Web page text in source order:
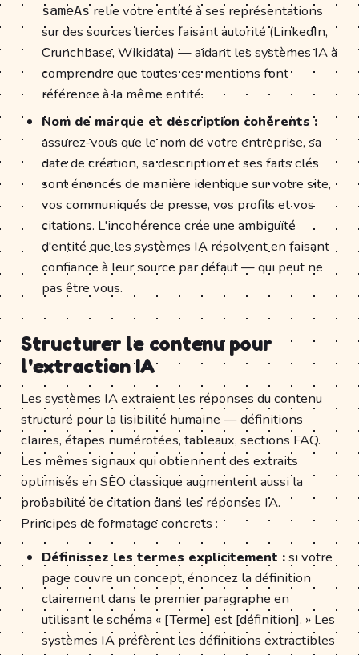
sameAsrelie votre entité à ses représentations
sur des sources tierces faisant autorité (LinkedIn,
Crunchbase, Wikidata) — aidant les systèmes IA à
comprendre que toutes ces mentions font
référence à la même entité.
Nom de marque et description cohérents :
assurez-vous que le nom de votre entreprise, sa
date de création, sa description et ses faits clés
sont énoncés de manière identique sur votre site,
vos communiqués de presse, vos profils et vos
citations. L'incohérence crée une ambiguïté
d'entité que les systèmes IA résolvent en faisant
confiance à leur source par défaut — qui peut ne
pas être vous.
Structurer le contenu pour
l'extraction IA
Les systèmes IA extraient les réponses du contenu
structuré pour la lisibilité humaine — définitions
claires, étapes numérotées, tableaux, sections FAQ.
Les mêmes signaux qui obtiennent des extraits
optimisés en SEO classique augmentent aussi la
probabilité de citation dans les réponses IA.
Principes de formatage concrets :
Définissez les termes explicitement :si votre
page couvre un concept, énoncez la définition
clairement dans le premier paragraphe en
utilisant le schéma « [Terme] est [définition]. » Les
systèmes IA préfèrent les définitions extractibles